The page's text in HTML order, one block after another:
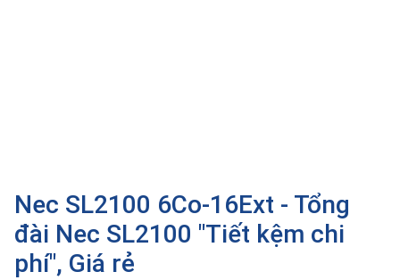
Nec SL2100 6Co-16Ext - Tổng
đài Nec SL2100 "Tiết kệm chi
phí", Giá rẻ
Dịch
trợ